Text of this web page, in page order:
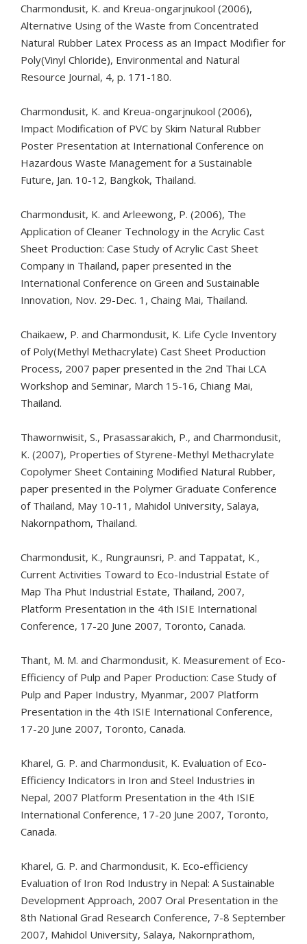
Charmondusit, K. and Kreua-ongarjnukool (2006),
Alternative Using of the Waste from Concentrated
Natural Rubber Latex Process as an Impact Modifier for
Poly(Vinyl Chloride), Environmental and Natural
Resource Journal, 4, p. 171-180.
Charmondusit, K. and Kreua-ongarjnukool (2006),
Impact Modification of PVC by Skim Natural Rubber
Poster Presentation at International Conference on
Hazardous Waste Management for a Sustainable
Future, Jan. 10-12, Bangkok, Thailand.
Charmondusit, K. and Arleewong, P. (2006), The
Application of Cleaner Technology in the Acrylic Cast
Sheet Production: Case Study of Acrylic Cast Sheet
Company in Thailand, paper presented in the
International Conference on Green and Sustainable
Innovation, Nov. 29-Dec. 1, Chaing Mai, Thailand.
Chaikaew, P. and Charmondusit, K. Life Cycle Inventory
of Poly(Methyl Methacrylate) Cast Sheet Production
Process, 2007 paper presented in the 2nd Thai LCA
Workshop and Seminar, March 15-16, Chiang Mai,
Thailand.
Thawornwisit, S., Prasassarakich, P., and Charmondusit,
K. (2007), Properties of Styrene-Methyl Methacrylate
Copolymer Sheet Containing Modified Natural Rubber,
paper presented in the Polymer Graduate Conference
of Thailand, May 10-11, Mahidol University, Salaya,
Nakornpathom, Thailand.
Charmondusit, K., Rungraunsri, P. and Tappatat, K.,
Current Activities Toward to Eco-Industrial Estate of
Map Tha Phut Industrial Estate, Thailand, 2007,
Platform Presentation in the 4th ISIE International
Conference, 17-20 June 2007, Toronto, Canada.
Thant, M. M. and Charmondusit, K. Measurement of Eco-
Efficiency of Pulp and Paper Production: Case Study of
Pulp and Paper Industry, Myanmar, 2007 Platform
Presentation in the 4th ISIE International Conference,
17-20 June 2007, Toronto, Canada.
Kharel, G. P. and Charmondusit, K. Evaluation of Eco-
Efficiency Indicators in Iron and Steel Industries in
Nepal, 2007 Platform Presentation in the 4th ISIE
International Conference, 17-20 June 2007, Toronto,
Canada.
Kharel, G. P. and Charmondusit, K. Eco-efficiency
Evaluation of Iron Rod Industry in Nepal: A Sustainable
Development Approach, 2007 Oral Presentation in the
8th National Grad Research Conference, 7-8 September
2007, Mahidol University, Salaya, Nakornprathom,